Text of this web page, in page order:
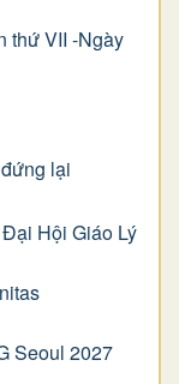
thứ VII -Ngày
lại
Hội Giáo Lý
Seoul 2027